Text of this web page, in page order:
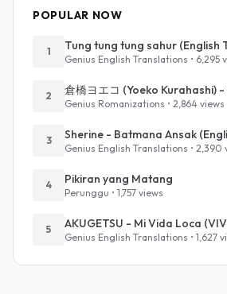
POPULAR NOW
1 Tung tung tung sahur (English
Genius English Translations • 6,295
2
Genius Romanizations • 2,864 views
3 Sherine - Batmana Ansak
Genius English Translations • 2,390
4 Pikiran yang Matang
Perunggu • 1,757 views
5
Genius English Translations • 1,627